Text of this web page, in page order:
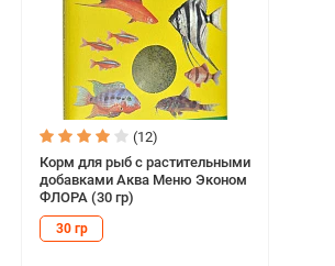
(12)
Корм для рыб с растительными
добавками Аква Меню Эконом
ФЛОРА (30 гр)
30 гр